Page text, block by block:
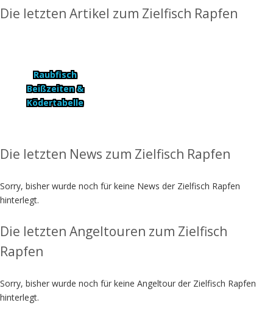
Die letzten Artikel zum Zielfisch Rapfen
Raubfisch
Beißzeiten &
Ködertabelle
Die letzten News zum Zielfisch Rapfen
Sorry, bisher wurde noch für keine News der Zielfisch Rapfen
hinterlegt.
Die letzten Angeltouren zum Zielfisch
Rapfen
Sorry, bisher wurde noch für keine Angeltour der Zielfisch Rapfen
hinterlegt.